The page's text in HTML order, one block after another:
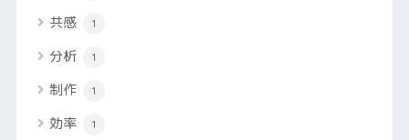
共感 1
分析 1
制作 1
効率 1